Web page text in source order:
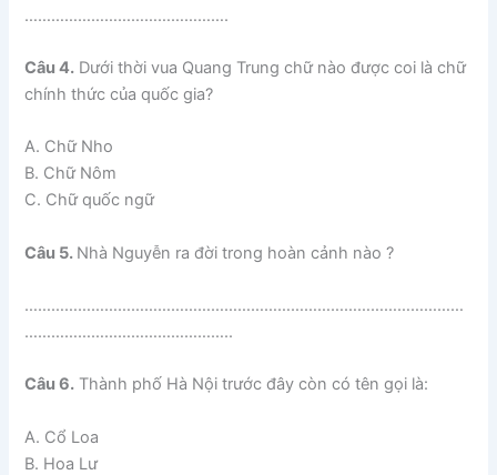
……………………………………….
Câu 4. Dưới thời vua Quang Trung chữ nào được coi là chữ
chính thức của quốc gia?
A. Chữ Nho
B. Chữ Nôm
C. Chữ quốc ngữ
Câu 5. Nhà Nguyễn ra đời trong hoàn cảnh nào ?
………………………………………………………………………………………
………………………………………..
Câu 6. Thành phố Hà Nội trước đây còn có tên gọi là:
A. Cổ Loa
B. Hoa Lư